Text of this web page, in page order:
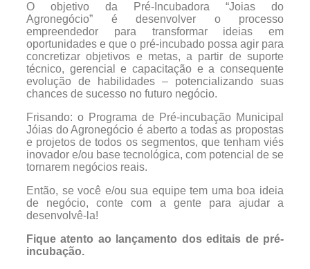
O objetivo da Pré-Incubadora “Joias do
Agronegócio” é desenvolver o processo
empreendedor para transformar ideias em
oportunidades e que o pré-incubado possa agir para
concretizar objetivos e metas, a partir de suporte
técnico, gerencial e capacitação e a consequente
evolução de habilidades – potencializando suas
chances de sucesso no futuro negócio.
Frisando: o Programa de Pré-incubação Municipal
Jóias do Agronegócio é aberto a todas as propostas
e projetos de todos os segmentos, que tenham viés
inovador e/ou base tecnológica, com potencial de se
tornarem negócios reais.
Então, se você e/ou sua equipe tem uma boa ideia
de negócio, conte com a gente para ajudar a
desenvolvê-la!
Fique atento ao lançamento dos editais de pré-
incubação.